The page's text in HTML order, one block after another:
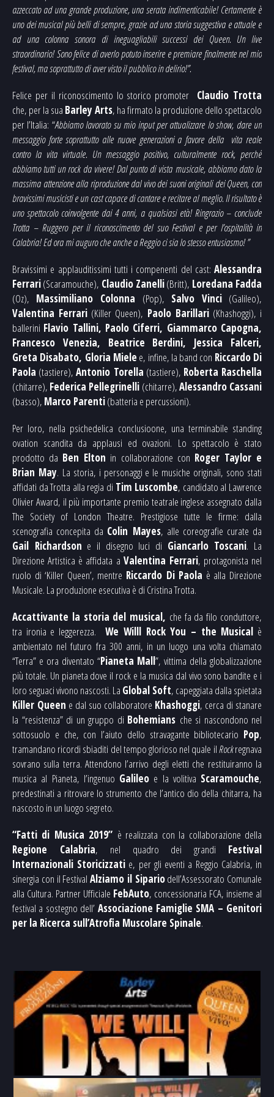
azzeccato ad una grande produzione, una serata indimenticabile! Certamente è
uno dei musical più belli di sempre, grazie ad una storia suggestiva e attuale e
ad una colonna sonora di ineguagliabili successi dei Queen. Un live
straordinario! Sono felice di averlo potuto inserire e premiare finalmente nel mio
festival, ma soprattutto di aver visto il pubblico in delirio!”.
Felice per il riconoscimento lo storico promoter Claudio Trotta
che, per la sua Barley Arts, ha firmato la produzione dello spettacolo
per l’Italia: “Abbiamo lavorato su mio input per attualizzare lo show, dare un
messaggio forte soprattutto alle nuove generazioni a favore della vita reale
contro la vita virtuale. Un messaggio positivo, culturalmente rock, perché
abbiamo tutti un rock da vivere! Dal punto di vista musicale, abbiamo dato la
massima attenzione alla riproduzione dal vivo dei suoni originali dei Queen, con
bravissimi musicisti e un cast capace di cantare e recitare al meglio. Il risultato è
uno spettacolo coinvolgente dai 4 anni, a qualsiasi età! Ringrazio – conclude
Trotta – Ruggero per il riconoscimento del suo Festival e per l’ospitalità in
Calabria! Ed ora mi auguro che anche a Reggio ci sia lo stesso entusiasmo! ”
Bravissimi e applauditissimi tutti i compenenti del cast: Alessandra
Ferrari(Scaramouche), Claudio Zanelli(Britt), Loredana Fadda
(Oz), Massimiliano Colonna (Pop), Salvo Vinci(Galileo),
Valentina Ferrari (Killer Queen), Paolo Barillari(Khashoggi), i
ballerini Flavio Tallini, Paolo Ciferri, Giammarco Capogna,
Francesco Venezia, Beatrice Berdini, Jessica Falceri,
Greta Disabato, Gloria Miele e, infine, la band con Riccardo Di
Paola (tastiere),Antonio Torella (tastiere), Roberta Raschella
(chitarre), Federica Pellegrinelli (chitarre),Alessandro Cassani
(basso), Marco Parenti(batteria e percussioni).
Per loro, nella psichedelica conclusioone, una terminabile standing
ovation scandita da applausi ed ovazioni. Lo spettacolo è stato
prodotto da Ben Elton in collaborazione con Roger Taylor e
Brian May. La storia, i personaggi e le musiche originali, sono stati
affidati da Trotta alla regia di Tim Luscombe, candidato al Lawrence
Olivier Award, il più importante premio teatrale inglese assegnato dalla
The Society of London Theatre. Prestigiose tutte le firme: dalla
scenografia concepita da Colin Mayes, alle coreografie curate da
Gail Richardson e il disegno luci di Giancarlo Toscani. La
Direzione Artistica è affidata a Valentina Ferrari, protagonista nel
ruolo di ‘Killer Queen’, mentre Riccardo Di Paola è alla Direzione
Musicale. La produzione esecutiva è di Cristina Trotta.
Accattivante la storia del musical, che fa da filo conduttore,
tra ironia e leggerezza. We Willl Rock You – the Musical è
ambientato nel futuro fra 300 anni, in un luogo una volta chiamato
“Terra” e ora diventato “Pianeta Mall”, vittima della globalizzazione
più totale. Un pianeta dove il rock e la musica dal vivo sono bandite e i
loro seguaci vivono nascosti. La Global Soft, capeggiata dalla spietata
Killer Queen e dal suo collaboratore Khashoggi, cerca di stanare
la “resistenza” di un gruppo di Bohemians che si nascondono nel
sottosuolo e che, con l’aiuto dello stravagante bibliotecario Pop,
tramandano ricordi sbiaditi del tempo glorioso nel quale ilRockregnava
sovrano sulla terra. Attendono l’arrivo degli eletti che restituiranno la
musica al Pianeta, l’ingenuo Galileo e la volitiva Scaramouche,
predestinati a ritrovare lo strumento che l’antico dio della chitarra, ha
nascosto in un luogo segreto.
“Fatti di Musica 2019” è realizzata con la collaborazione della
Regione Calabria, nel quadro dei grandi Festival
Internazionali Storicizzati e, per gli eventi a Reggio Calabria, in
sinergia con il Festival Alziamo il Sipariodell’Assessorato Comunale
alla Cultura. Partner Ufficiale FebAuto, concessionaria FCA, insieme al
festival a sostegno dell’ Associazione Famiglie SMA – Genitori
per la Ricerca sull’Atrofia Muscolare Spinale.